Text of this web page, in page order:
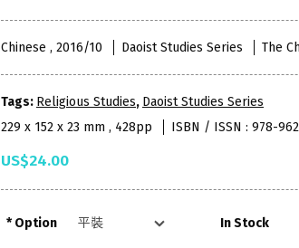
Chinese , 2016/10 Daoist Studies Series The
Tags: Religious Studies, Daoist Studies Series
229 x 152 x 23 mm , 428pp
ISBN / ISSN : 978-
US$24.00
Option In Stock